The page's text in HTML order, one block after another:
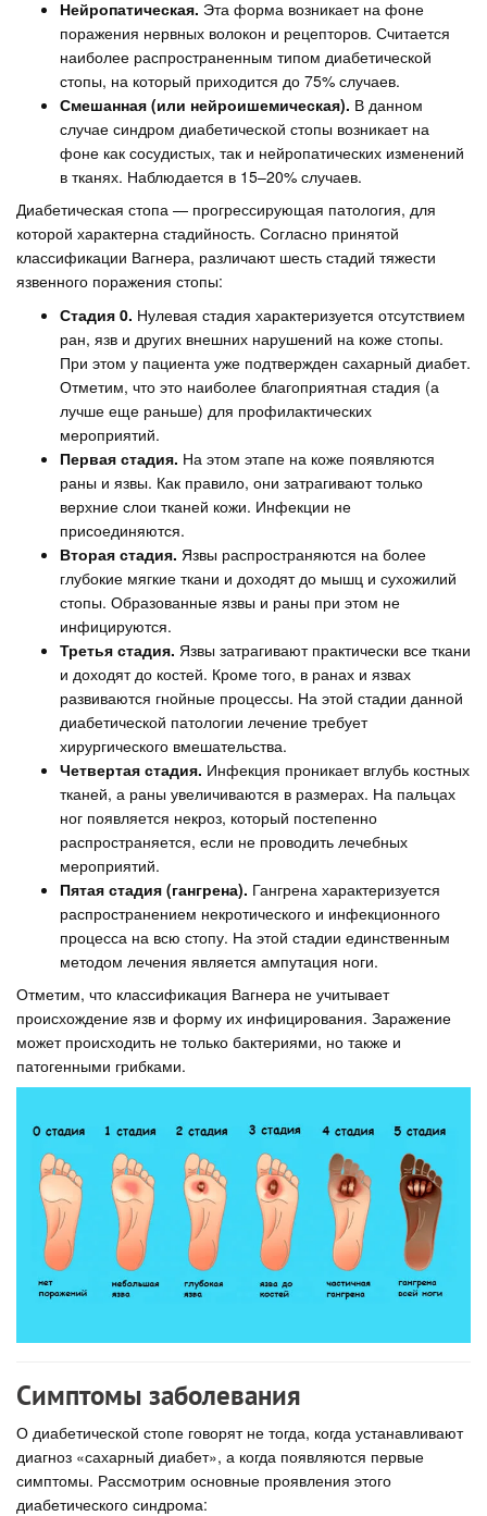
Нейропатическая. Эта форма возникает на фоне
поражения нервных волокон и рецепторов. Считается
наиболее распространенным типом диабетической
стопы, на который приходится до 75% случаев.
Смешанная (или нейроишемическая). В данном
случае синдром диабетической стопы возникает на
фоне как сосудистых, так и нейропатических изменений
в тканях. Наблюдается в 15–20% случаев.
Диабетическая стопа — прогрессирующая патология, для
которой характерна стадийность. Согласно принятой
классификации Вагнера, различают шесть стадий тяжести
язвенного поражения стопы:
Стадия 0. Нулевая стадия характеризуется отсутствием
ран, язв и других внешних нарушений на коже стопы.
При этом у пациента уже подтвержден сахарный диабет.
Отметим, что это наиболее благоприятная стадия (а
лучше еще раньше) для профилактических
мероприятий.
Первая стадия. На этом этапе на коже появляются
раны и язвы. Как правило, они затрагивают только
верхние слои тканей кожи. Инфекции не
присоединяются.
Вторая стадия. Язвы распространяются на более
глубокие мягкие ткани и доходят до мышц и сухожилий
стопы. Образованные язвы и раны при этом не
инфицируются.
Третья стадия. Язвы затрагивают практически все ткани
и доходят до костей. Кроме того, в ранах и язвах
развиваются гнойные процессы. На этой стадии данной
диабетической патологии лечение требует
хирургического вмешательства.
Четвертая стадия. Инфекция проникает вглубь костных
тканей, а раны увеличиваются в размерах. На пальцах
ног появляется некроз, который постепенно
распространяется, если не проводить лечебных
мероприятий.
Пятая стадия (гангрена). Гангрена характеризуется
распространением некротического и инфекционного
процесса на всю стопу. На этой стадии единственным
методом лечения является ампутация ноги.
Отметим, что классификация Вагнера не учитывает
происхождение язв и форму их инфицирования. Заражение
может происходить не только бактериями, но также и
патогенными грибками.
Симптомы заболевания
О диабетической стопе говорят не тогда, когда устанавливают
диагноз «сахарный диабет», а когда появляются первые
симптомы. Рассмотрим основные проявления этого
диабетического синдрома: